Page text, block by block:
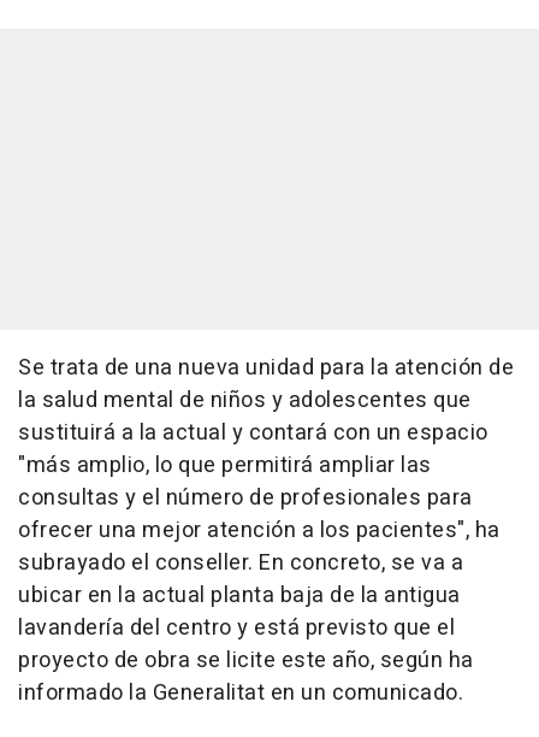
Se trata de una nueva unidad para la atención de
la salud mental de niños y adolescentes que
sustituirá a la actual y contará con un espacio
"más amplio, lo que permitirá ampliar las
consultas y el número de profesionales para
ofrecer una mejor atención a los pacientes", ha
subrayado el conseller. En concreto, se va a
ubicar en la actual planta baja de la antigua
lavandería del centro y está previsto que el
proyecto de obra se licite este año, según ha
informado la Generalitat en un comunicado.